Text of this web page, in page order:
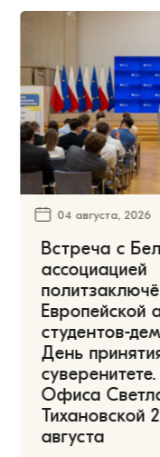
04 августа, 2026
Встреча с
ассоциацией
Европейской
студентов-
День
Офиса
Тихановской
августа